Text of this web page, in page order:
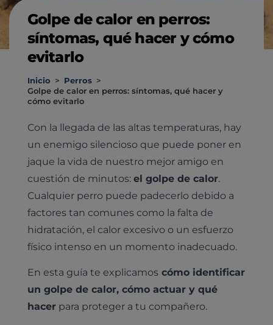
Golpe de calor en perros:
síntomas, qué hacer y cómo
evitarlo
Inicio > Perros >
Golpe de calor en perros: síntomas, qué hacer y
cómo evitarlo
Con la llegada de las altas temperaturas, hay
un enemigo silencioso que puede poner en
jaque la vida de nuestro mejor amigo en
cuestión de minutos: el golpe de calor.
Cualquier perro puede padecerlo debido a
factores tan comunes como la falta de
hidratación, el calor excesivo o un esfuerzo
físico intenso en un momento inadecuado.
En esta guía te explicamoscómo identificar
un golpe de calor, cómo actuar y qué
hacerpara proteger a tu compañero.